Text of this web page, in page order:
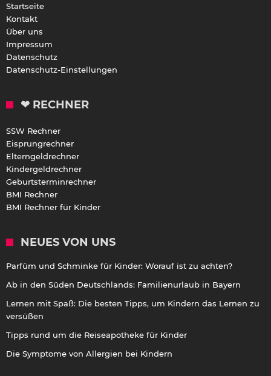
Startseite
Kontakt
Über uns
Impressum
Datenschutz
Datenschutz-Einstellungen
❤ RECHNER
SSW Rechner
Eisprungrechner
Elterngeldrechner
Kindergeldrechner
Geburtsterminrechner
BMI Rechner
BMI Rechner für Kinder
NEUES VON UNS
Parfüm und Schminke für Kinder: Worauf ist zu achten?
Ab in den Süden Deutschlands: Familienurlaub in Bayern
Lernen mit Spaß: Die besten Tipps, um Kindern das Lernen zu
versüßen
Tipps rund um die Reiseapotheke für Kinder
Die Symptome von Allergien bei Kindern